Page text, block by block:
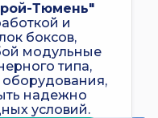
Тюмень"
и
боксов,
модульные
типа,
надежно
условий.